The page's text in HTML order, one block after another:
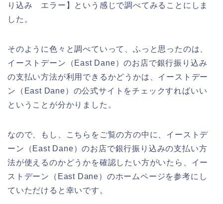
り込み エラー】という感じで調べてみることにしま
した。
そのように色々と調べていって、ふっと思ったのは、
イーストデーン（East Dane）のお店で銀行振り込み
の支払い方法が利用できるかどうかは、イーストデー
ン（East Dane）の公式サイトをチェックすればいい
ということが分かりました。
なので、もし、こちらをご覧の方の中に、イーストデ
ーン（East Dane）のお店で銀行振り込みの支払い方
法が使えるのかどうかを確認したい方がいたら、イー
ストデーン（East Dane）のホームページを参考にし
ていただけると幸いです。